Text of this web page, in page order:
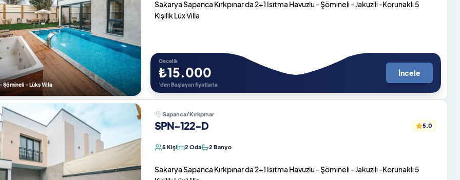
Şömineli - Lüks Villa
Sakarya Sapanca Kırkpınar da 2+1 Isıtma Havuzlu - Şömineli - Jakuzili -Korunaklı 5
Kişilik Lüx Villa
Gecelik
₺15.000
'den Başlayan fiyatlarla
İncele
Sapanca/Kırkpınar
SPN-122-D 5.0
5 Kişi 2 Oda 2 Banyo
Sakarya Sapanca Kırkpınar da 2+1 Isıtma Havuzlu - Şömineli - Jakuzili -Korunaklı 5